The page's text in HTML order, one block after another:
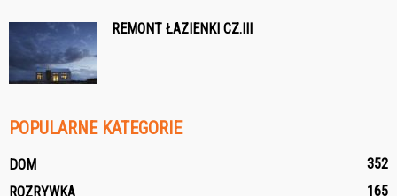
REMONT ŁAZIENKI CZ.III
POPULARNE KATEGORIE
DOM
352
ROZRYWKA
165